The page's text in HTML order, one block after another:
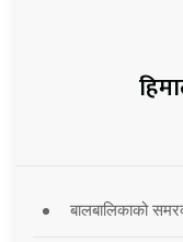
बालबालिकाको